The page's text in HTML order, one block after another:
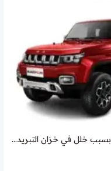
استدعاء رسمي لـ 845 سيارة بايك BJ40 بسبب خلل في خزان التبريد…